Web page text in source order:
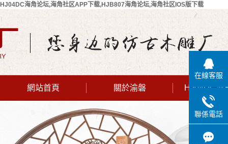
HJ04DC海角论坛,海角社区APP下载,HJB807海角论坛,海角社区IOS版下载
網站首頁 關於渝磐
公司簡介
聯係HJ04DC
HJ04DC海
在線客服
聯係電話